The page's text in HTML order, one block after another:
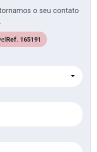
o seu contato
Ref. 165191